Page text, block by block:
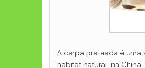
A carpa prateada é uma
habitat natural, na